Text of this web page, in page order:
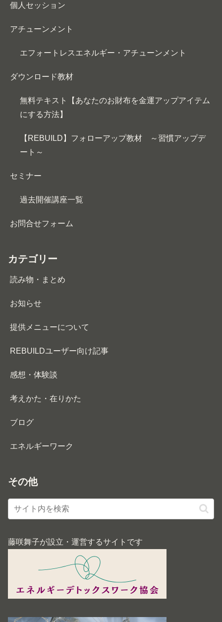
個人セッション
アチューンメント
エフォートレスエネルギー・アチューンメント
ダウンロード教材
無料テキスト【あなたのお財布を金運アップアイテム
にする方法】
【REBUILD】フォローアップ教材 ～習慣アップデ
ート～
セミナー
過去開催講座一覧
お問合せフォーム
カテゴリー
読み物・まとめ
お知らせ
提供メニューについて
REBUILDユーザー向け記事
感想・体験談
考えかた・在りかた
ブログ
エネルギーワーク
その他
藤咲舞子が設立・運営するサイトです